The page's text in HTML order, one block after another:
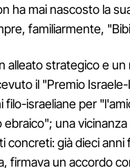
ha mai nascosto la
familiarmente,
alleato strategico e un
il "Premio Israele-
israeliane per
una
già dieci anni
firmava un accordo